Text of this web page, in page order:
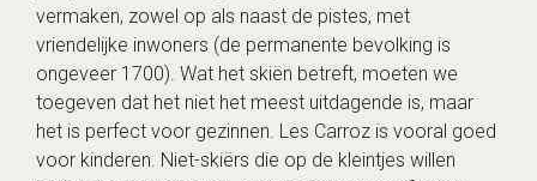
vermaken, zowel op als naast de pistes, met
vriendelijke inwoners (de permanente bevolking is
ongeveer 1700). Wat het skiën betreft, moeten we
toegeven dat het niet het meest uitdagende is, maar
het is perfect voor gezinnen. Les Carroz is vooral goed
voor kinderen. Niet-skiërs die op de kleintjes willen